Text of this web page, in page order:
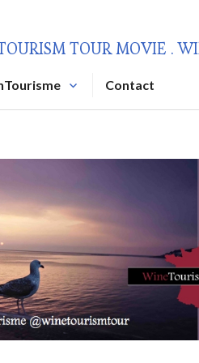
TOUR MOVIE .
Contact